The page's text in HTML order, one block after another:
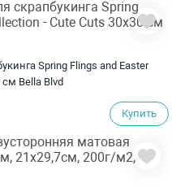
Spring Flings and Easter
см Bella Blvd
Купить